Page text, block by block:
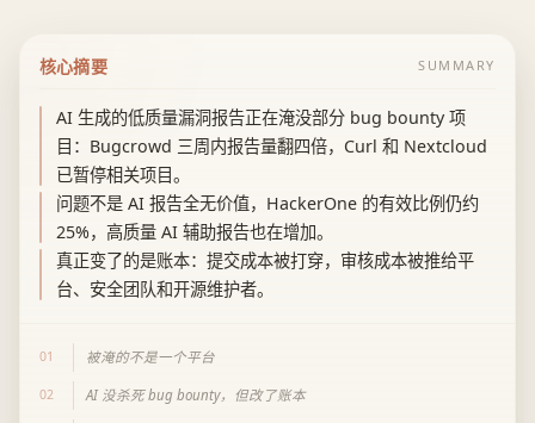
核心摘要 SUMMARY
AI 生成的低质量漏洞报告正在淹没部分 bug bounty 项
目：Bugcrowd 三周内报告量翻四倍，Curl 和 Nextcloud
已暂停相关项目。
问题不是 AI 报告全无价值，HackerOne 的有效比例仍约
25%，高质量 AI 辅助报告也在增加。
真正变了的是账本：提交成本被打穿，审核成本被推给平
台、安全团队和开源维护者。
01 被淹的不是一个平台
02 AI 没杀死 bug bounty，但改了账本